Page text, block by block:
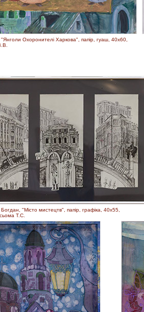
"Янголи Охоронителі Харкова", папір, гуаш, 40х60,
"Місто мистецтв", папір, графіка, 40х55,
Т.С.